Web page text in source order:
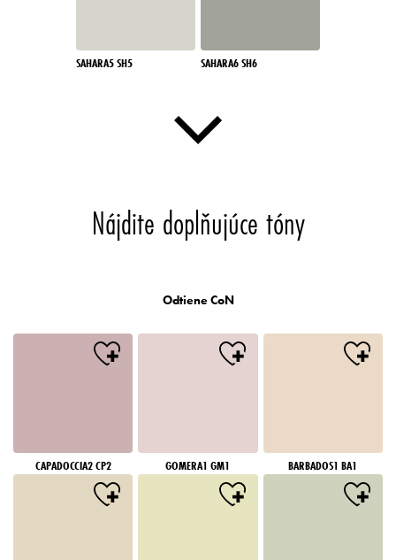
SAHARA5 SH5 SAHARA6 SH6
Nájdite doplňujúce tóny
Odtiene CoN
CAPADOCCIA2 CP2 GOMERA1 GM1 BARBADOS1 BA1